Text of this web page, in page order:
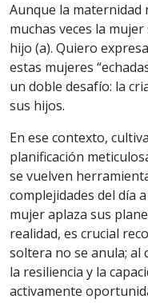
Aunque la maternidad
muchas veces la
hijo (a). Quiero
estas mujeres
un doble desafío: la
sus hijos.
En ese contexto,
planificación
se vuelven
complejidades del día
mujer aplaza sus
realidad, es crucial
soltera no se anula; al
la resiliencia y la
activamente